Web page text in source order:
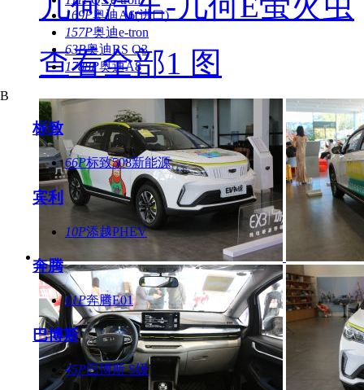
169P奥迪A6(进口)
157P奥迪e-tron
63P奥迪RS Q3
1788P奥迪A8
B
标致
66P标致508新能源
宾利
10P添越PHEV
奔腾
61P奔腾E01
巴博斯
45P巴博斯 S级
查看全部1 图